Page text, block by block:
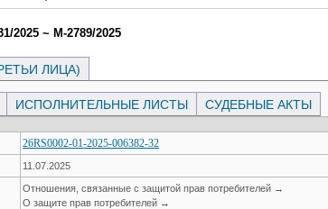
2025 ~ М-2789/2025
ЛИЦА)
ИСПОЛНИТЕЛЬНЫЕ ЛИСТЫ СУДЕБНЫЕ АКТЫ
26RS0002-01-2025-006382-32
11.07.2025
Отношения, связанные с защитой прав потребителей →
О защите прав потребителей →